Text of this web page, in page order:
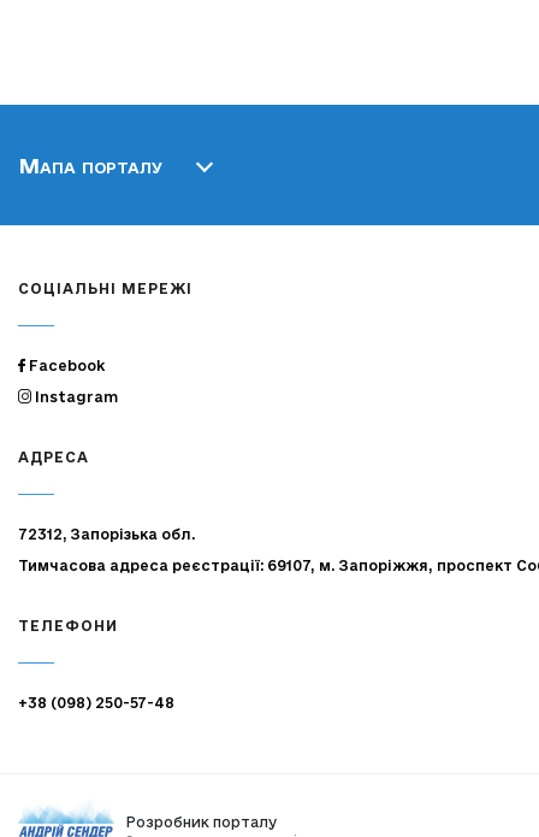
Мапа порталу
СОЦІАЛЬНІ МЕРЕЖІ
Facebook
Instagram
АДРЕСА
72312, Запорізька обл.
Тимчасова адреса реєстрації: 69107, м. Запоріжжя, проспект
ТЕЛЕФОНИ
+38 (098) 250-57-48
Розробник порталу